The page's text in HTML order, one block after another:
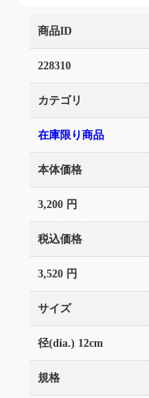
商品ID
228310
カテゴリ
在庫限り商品
本体価格
3,200 円
税込価格
3,520 円
サイズ
径(dia.) 12cm
規格